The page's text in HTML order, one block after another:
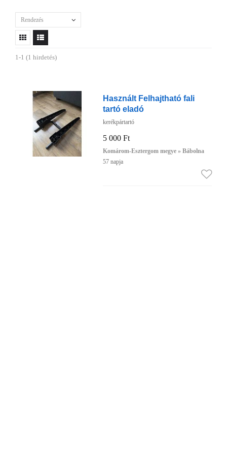
Rendezés
1-1 (1 hirdetés)
Használt Felhajtható fali
tartó eladó
kerékpártartó
5 000 Ft
Komárom-Esztergom megye » Bábolna
57 napja